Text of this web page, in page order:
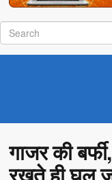
गाजर की
रखते ही घुल